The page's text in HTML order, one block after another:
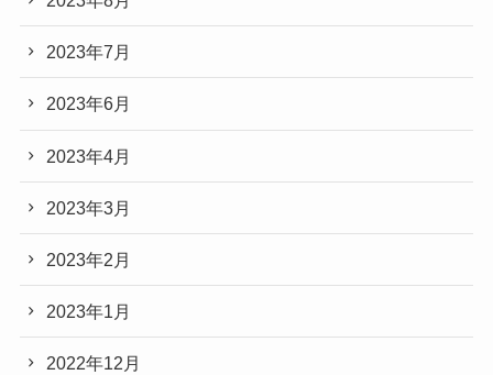
2023年7月
2023年6月
2023年4月
2023年3月
2023年2月
2023年1月
2022年12月